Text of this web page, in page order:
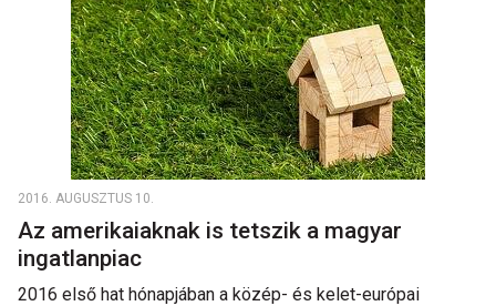
2016. AUGUSZTUS 10.
Az amerikaiaknak is tetszik a magyar
ingatlanpiac
2016 első hat hónapjában a közép- és kelet-európai